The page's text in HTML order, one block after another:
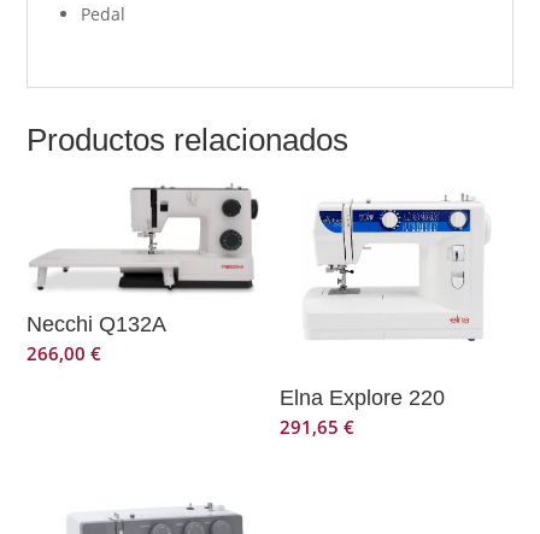
Pedal
Productos relacionados
Necchi Q132A
266,00€
Elna Explore 220
291,65€